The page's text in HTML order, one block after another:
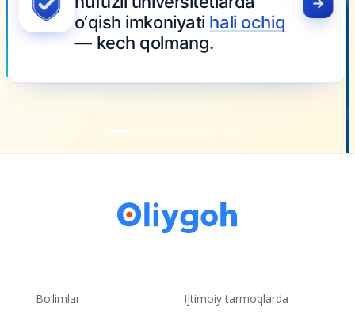
Bo‘limlar Ijtimoiy tarmoqlarda